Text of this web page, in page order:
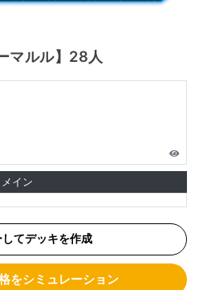
マルル】28人
メイン
してデッキを作成
をシミュレーション